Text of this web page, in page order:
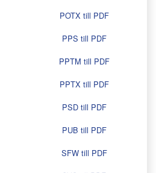
POTX till PDF
PPS till PDF
PPTM till PDF
PPTX till PDF
PSD till PDF
PUB till PDF
SFW till PDF